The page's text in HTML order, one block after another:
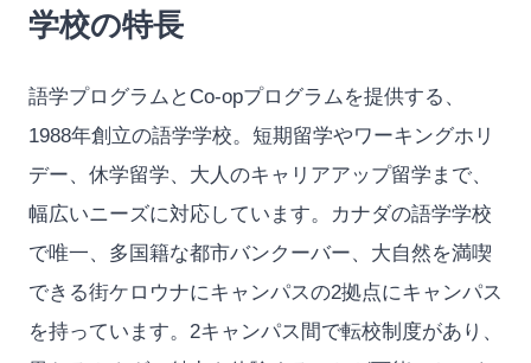
学校の特長
語学プログラムとCo-opプログラムを提供する、
1988年創立の語学学校。短期留学やワーキングホリ
デー、休学留学、大人のキャリアアップ留学まで、
幅広いニーズに対応しています。カナダの語学学校
で唯一、多国籍な都市バンクーバー、大自然を満喫
できる街ケロウナにキャンパスの2拠点にキャンパス
を持っています。2キャンパス間で転校制度があり、